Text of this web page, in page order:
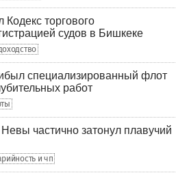
Кодекс торгового
судов в Бишкеке
специализированный флот
работ
частично затонул плавучий
и чп